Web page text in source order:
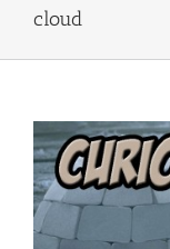
cloud